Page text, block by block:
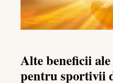
Alte beneficii
pentru sportivii